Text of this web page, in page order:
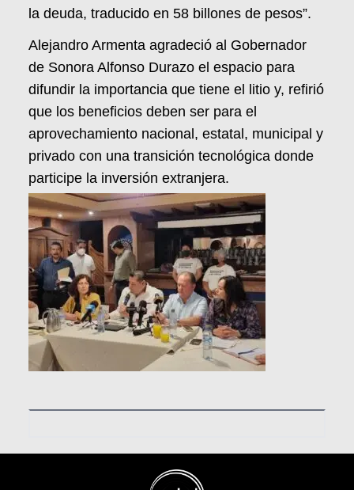
la deuda, traducido en 58 billones de pesos”.
Alejandro Armenta agradeció al Gobernador
de Sonora Alfonso Durazo el espacio para
difundir la importancia que tiene el litio y, refirió
que los beneficios deben ser para el
aprovechamiento nacional, estatal, municipal y
privado con una transición tecnológica donde
participe la inversión extranjera.